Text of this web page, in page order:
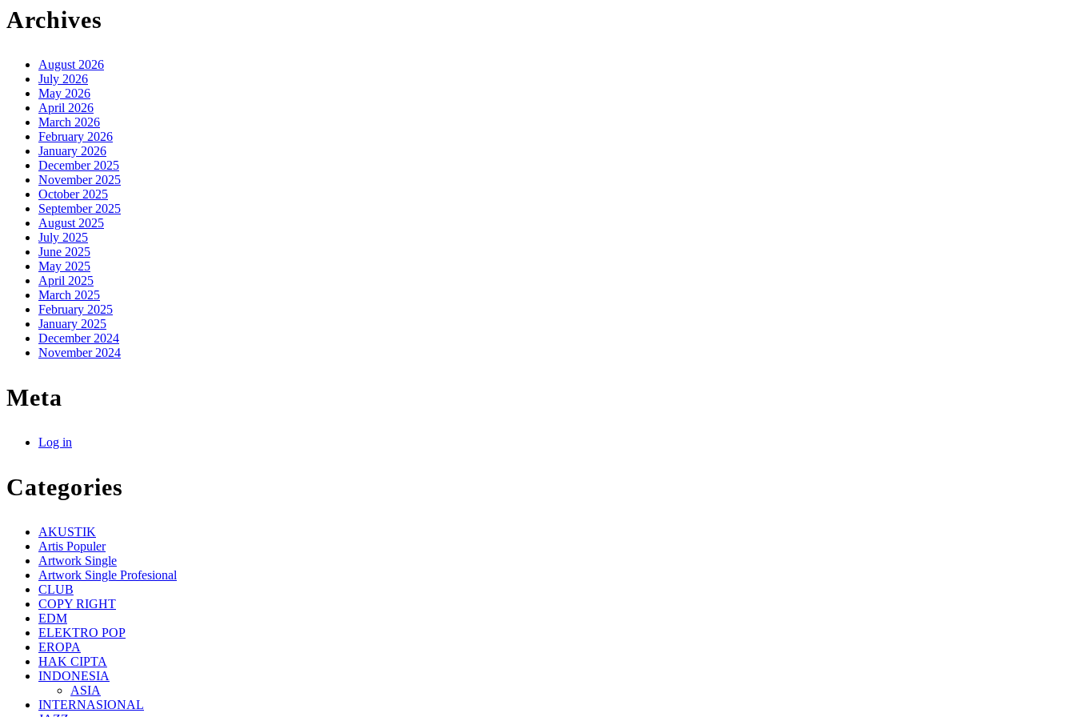
Archives
August 2026
July 2026
May 2026
April 2026
March 2026
February 2026
January 2026
December 2025
November 2025
October 2025
September 2025
August 2025
July 2025
June 2025
May 2025
April 2025
March 2025
February 2025
January 2025
December 2024
November 2024
Meta
Log in
Categories
AKUSTIK
Artis Populer
Artwork Single
Artwork Single Profesional
CLUB
COPY RIGHT
EDM
ELEKTRO POP
EROPA
HAK CIPTA
INDONESIA
ASIA
INTERNASIONAL